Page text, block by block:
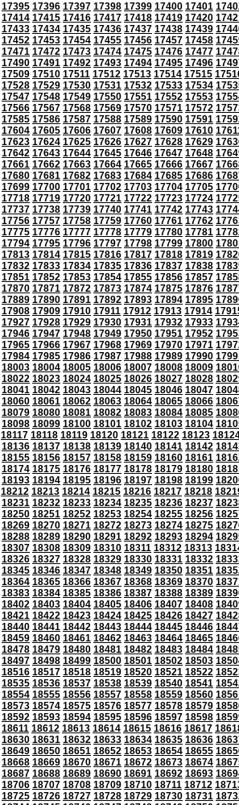
17395 17396 17397 17398 17399 17400 17401
17414 17415 17416 17417 17418 17419 17420
17433 17434 17435 17436 17437 17438 17439
17452 17453 17454 17455 17456 17457 17458
17471 17472 17473 17474 17475 17476 17477
17490 17491 17492 17493 17494 17495 17496
17509 17510 17511 17512 17513 17514 17515
17528 17529 17530 17531 17532 17533 17534
17547 17548 17549 17550 17551 17552 17553
17566 17567 17568 17569 17570 17571 17572
17585 17586 17587 17588 17589 17590 17591
17604 17605 17606 17607 17608 17609 17610
17623 17624 17625 17626 17627 17628 17629
17642 17643 17644 17645 17646 17647 17648
17661 17662 17663 17664 17665 17666 17667
17680 17681 17682 17683 17684 17685 17686
17699 17700 17701 17702 17703 17704 17705
17718 17719 17720 17721 17722 17723 17724
17737 17738 17739 17740 17741 17742 17743
17756 17757 17758 17759 17760 17761 17762
17775 17776 17777 17778 17779 17780 17781
17794 17795 17796 17797 17798 17799 17800
17813 17814 17815 17816 17817 17818 17819
17832 17833 17834 17835 17836 17837 17838
17851 17852 17853 17854 17855 17856 17857
17870 17871 17872 17873 17874 17875 17876
17889 17890 17891 17892 17893 17894 17895
17908 17909 17910 17911 17912 17913 17914
17927 17928 17929 17930 17931 17932 17933
17946 17947 17948 17949 17950 17951 17952
17965 17966 17967 17968 17969 17970 17971
17984 17985 17986 17987 17988 17989 17990
18003 18004 18005 18006 18007 18008 18009
18022 18023 18024 18025 18026 18027 18028
18041 18042 18043 18044 18045 18046 18047
18060 18061 18062 18063 18064 18065 18066
18079 18080 18081 18082 18083 18084 18085
18098 18099 18100 18101 18102 18103 18104
18117 18118 18119 18120 18121 18122 18123
18136 18137 18138 18139 18140 18141 18142
18155 18156 18157 18158 18159 18160 18161
18174 18175 18176 18177 18178 18179 18180
18193 18194 18195 18196 18197 18198 18199
18212 18213 18214 18215 18216 18217 18218
18231 18232 18233 18234 18235 18236 18237
18250 18251 18252 18253 18254 18255 18256
18269 18270 18271 18272 18273 18274 18275
18288 18289 18290 18291 18292 18293 18294
18307 18308 18309 18310 18311 18312 18313
18326 18327 18328 18329 18330 18331 18332
18345 18346 18347 18348 18349 18350 18351
18364 18365 18366 18367 18368 18369 18370
18383 18384 18385 18386 18387 18388 18389
18402 18403 18404 18405 18406 18407 18408
18421 18422 18423 18424 18425 18426 18427
18440 18441 18442 18443 18444 18445 18446
18459 18460 18461 18462 18463 18464 18465
18478 18479 18480 18481 18482 18483 18484
18497 18498 18499 18500 18501 18502 18503
18516 18517 18518 18519 18520 18521 18522
18535 18536 18537 18538 18539 18540 18541
18554 18555 18556 18557 18558 18559 18560
18573 18574 18575 18576 18577 18578 18579
18592 18593 18594 18595 18596 18597 18598
18611 18612 18613 18614 18615 18616 18617
18630 18631 18632 18633 18634 18635 18636
18649 18650 18651 18652 18653 18654 18655
18668 18669 18670 18671 18672 18673 18674
18687 18688 18689 18690 18691 18692 18693
18706 18707 18708 18709 18710 18711 18712
18725 18726 18727 18728 18729 18730 18731